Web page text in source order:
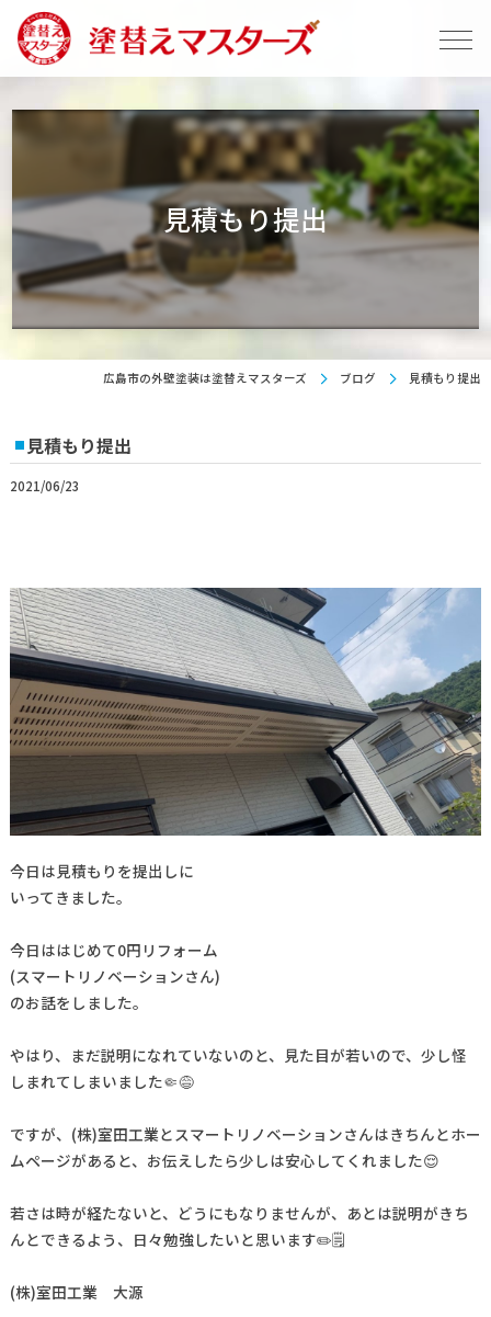
見積もり提出
広島市の外壁塗装は塗替えマスターズ ブログ 見積もり提出
見積もり提出
2021/06/23
今日は見積もりを提出しに
いってきました。
今日ははじめて0円リフォーム
(スマートリノベーションさん)
のお話をしました。
やはり、まだ説明になれていないのと、見た目が若いので、少し怪
しまれてしまいました🤏😅
ですが、(株)室田工業とスマートリノベーションさんはきちんとホー
ムページがあると、お伝えしたら少しは安心してくれました😌
若さは時が経たないと、どうにもなりませんが、あとは説明がきち
んとできるよう、日々勉強したいと思います✏️🗒
(株)室田工業 大源